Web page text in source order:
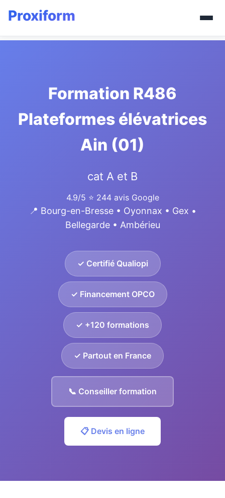
Formation R486
Plateformes élévatrices
Ain (01)
cat A et B
4.9/5 ⭐ 244 avis Google
📍 Bourg-en-Bresse • Oyonnax • Gex •
Bellegarde • Ambérieu
✓ Certifié Qualiopi
✓ Financement OPCO
✓ +120 formations
✓ Partout en France
📞 Conseiller formation
📋 Devis en ligne